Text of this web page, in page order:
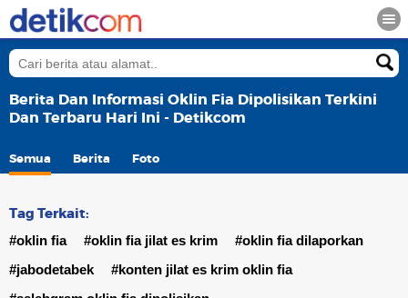
Berita Dan Informasi Oklin Fia Dipolisikan Terkini
Dan Terbaru Hari Ini - Detikcom
Semua Berita Foto
Tag Terkait:
#oklin fia #oklin fia jilat es krim
#oklin fia dilaporkan
#jabodetabek
#konten jilat es krim oklin fia